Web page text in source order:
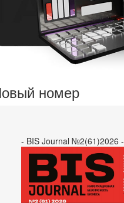
номер
- BIS Journal №2(61)2026 -